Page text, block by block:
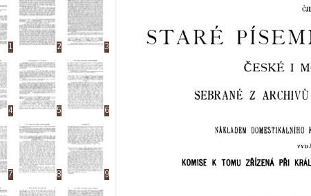
1 2 3
4 5 6
7 8 9